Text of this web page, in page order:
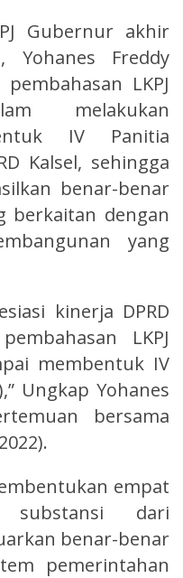
Gubernur akhir
Yohanes Freddy
LKPJ
melakukan
IV Panitia
Kalsel, sehingga
benar-benar
berkaitan dengan
yang
kinerja DPRD
LKPJ
membentuk IV
Ungkap Yohanes
bersama
empat
dari
benar-benar
pemerintahan